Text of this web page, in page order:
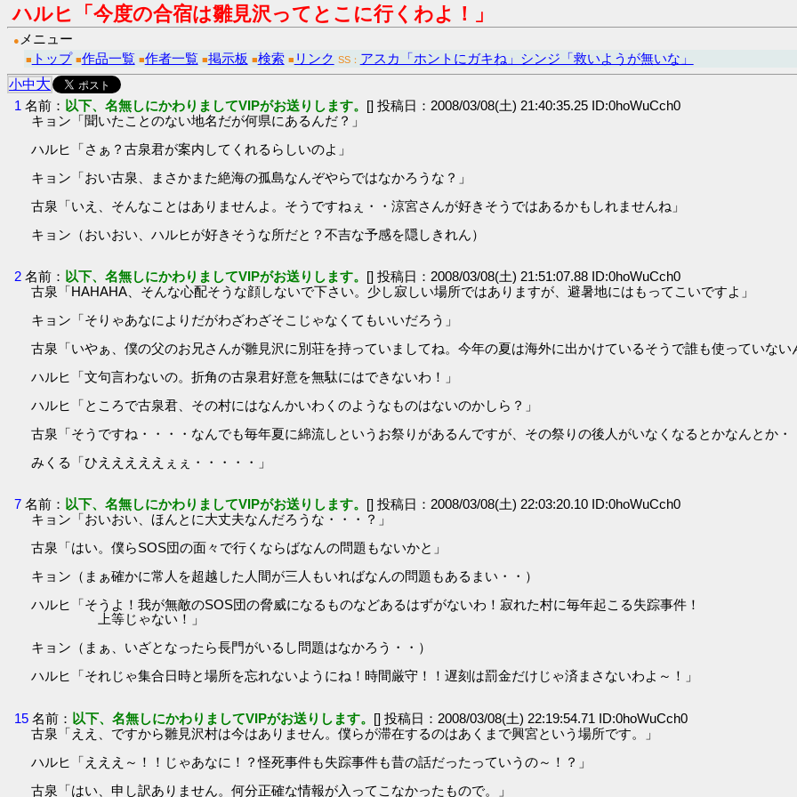
ハルヒ「今度の合宿は雛見沢ってとこに行くわよ！」
● メニュー
■ トップ ■作品一覧 ■作者一覧 ■掲示板 ■検索 ■ リンク SS： アスカ「ホントにガキね」シンジ「救いようが無いな」
小中大
1 名前： 以下、名無しにかわりましてVIPがお送りします。 [] 投稿日：2008/03/08(土) 21:40:35.25 ID:0hoWuCch0
キョン「聞いたことのない地名だが何県にあるんだ？」
ハルヒ「さぁ？古泉君が案内してくれるらしいのよ」
キョン「おい古泉、まさかまた絶海の孤島なんぞやらではなかろうな？」
古泉「いえ、そんなことはありませんよ。そうですねぇ・・涼宮さんが好きそうではあるかもしれませんね」
キョン（おいおい、ハルヒが好きそうな所だと？不吉な予感を隠しきれん）
2 名前： 以下、名無しにかわりましてVIPがお送りします。 [] 投稿日：2008/03/08(土) 21:51:07.88 ID:0hoWuCch0
古泉「HAHAHA、そんな心配そうな顔しないで下さい。少し寂しい場所ではありますが、避暑地にはもってこいですよ」
キョン「そりゃあなによりだがわざわざそこじゃなくてもいいだろう」
古泉「いやぁ、僕の父のお兄さんが雛見沢に別荘を持っていましてね。今年の夏は海外に出かけているそうで誰も使っていない
ハルヒ「文句言わないの。折角の古泉君好意を無駄にはできないわ！」
ハルヒ「ところで古泉君、その村にはなんかいわくのようなものはないのかしら？」
古泉「そうですね・・・・なんでも毎年夏に綿流しというお祭りがあるんですが、その祭りの後人がいなくなるとかなんとか・
みくる「ひえええええぇぇ・・・・・」
7 名前： 以下、名無しにかわりましてVIPがお送りします。 [] 投稿日：2008/03/08(土) 22:03:20.10 ID:0hoWuCch0
キョン「おいおい、ほんとに大丈夫なんだろうな・・・？」
古泉「はい。僕らSOS団の面々で行くならばなんの問題もないかと」
キョン（まぁ確かに常人を超越した人間が三人もいればなんの問題もあるまい・・）
ハルヒ「そうよ！我が無敵のSOS団の脅威になるものなどあるはずがないわ！寂れた村に毎年起こる失踪事件！
上等じゃない！」
キョン（まぁ、いざとなったら長門がいるし問題はなかろう・・）
ハルヒ「それじゃ集合日時と場所を忘れないようにね！時間厳守！！遅刻は罰金だけじゃ済まさないわよ～！」
15 名前： 以下、名無しにかわりましてVIPがお送りします。 [] 投稿日：2008/03/08(土) 22:19:54.71 ID:0hoWuCch0
古泉「ええ、ですから雛見沢村は今はありません。僕らが滞在するのはあくまで興宮という場所です。」
ハルヒ「えええ～！！じゃあなに！？怪死事件も失踪事件も昔の話だったっていうの～！？」
古泉「はい、申し訳ありません。何分正確な情報が入ってこなかったもので。」